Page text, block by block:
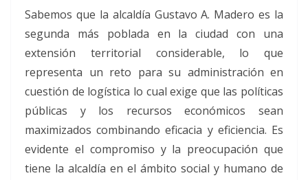
Sabemos que la alcaldía Gustavo A. Madero es la
segunda más poblada en la ciudad con una
extensión territorial considerable, lo que
representa un reto para su administración en
cuestión de logística lo cual exige que las políticas
públicas y los recursos económicos sean
maximizados combinando eficacia y eficiencia. Es
evidente el compromiso y la preocupación que
tiene la alcaldía en el ámbito social y humano de